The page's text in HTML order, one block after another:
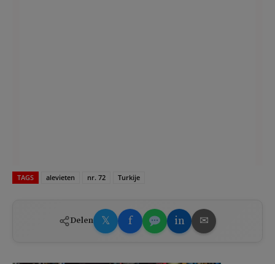
TAGS alevieten nr. 72 Turkije
Delen 𝕏 f in ✉